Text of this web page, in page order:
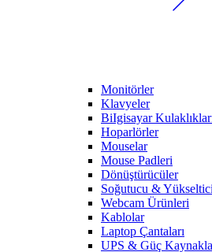
Monitörler
Klavyeler
BiIgisayar
Hoparlörler
Mouselar
Mouse Padleri
Dönüştürücüler
Soğutucu &
Webcam Ürünleri
Kablolar
Laptop Çantaları
UPS & Güç